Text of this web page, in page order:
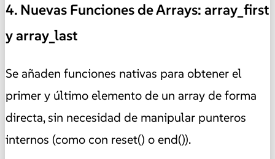
4. Nuevas Funciones de Arrays: array_first
y array_last
Se añaden funciones nativas para obtener el
primer y último elemento de un array de forma
directa, sin necesidad de manipular punteros
internos (como con reset() o end()).